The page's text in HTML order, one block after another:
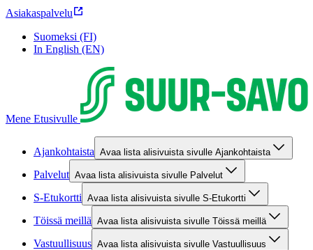
Asiakaspalvelu
Suomeksi (FI)
In English (EN)
Mene Etusivulle
Ajankohtaista Avaa lista alisivuista sivulle Ajankohtaista
Palvelut Avaa lista alisivuista sivulle Palvelut
S-Etukortti Avaa lista alisivuista sivulle S-Etukortti
Töissä meillä Avaa lista alisivuista sivulle Töissä meillä
Vastuullisuus Avaa lista alisivuista sivulle Vastuullisuus